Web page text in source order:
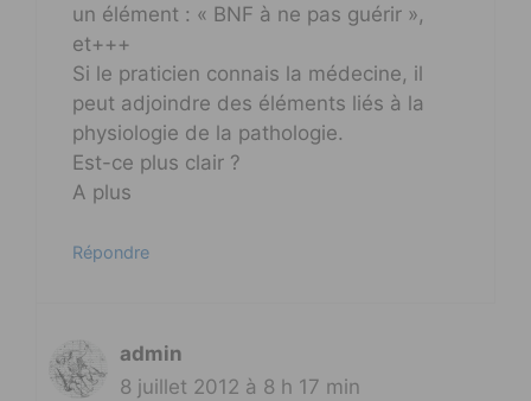
un élément : « BNF à ne pas guérir »,
et+++
Si le praticien connais la médecine, il
peut adjoindre des éléments liés à la
physiologie de la pathologie.
Est-ce plus clair ?
A plus
Répondre
admin
8 juillet 2012 à 8 h 17 min